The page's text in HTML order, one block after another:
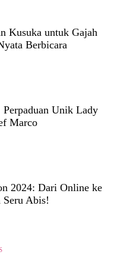
Kusuka untuk Gajah
Berbicara
Unik Lady
Marco
2024: Dari Online ke
Abis!